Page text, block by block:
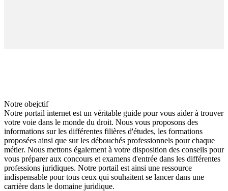
Notre obejctif
Notre portail internet est un véritable guide pour vous aider à trouver
votre voie dans le monde du droit. Nous vous proposons des
informations sur les différentes filières d'études, les formations
proposées ainsi que sur les débouchés professionnels pour chaque
métier. Nous mettons également à votre disposition des conseils pour
vous préparer aux concours et examens d'entrée dans les différentes
professions juridiques. Notre portail est ainsi une ressource
indispensable pour tous ceux qui souhaitent se lancer dans une
carrière dans le domaine juridique.